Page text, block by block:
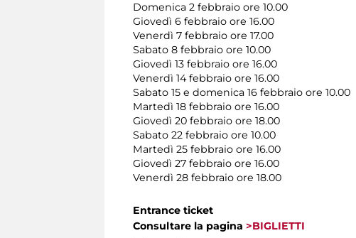
Domenica 2 febbraio ore 10.00
Giovedì 6 febbraio ore 16.00
Venerdì 7 febbraio ore 17.00
Sabato 8 febbraio ore 10.00
Giovedì 13 febbraio ore 16.00
Venerdì 14 febbraio ore 16.00
Sabato 15 e domenica 16 febbraio ore 10.00
Martedì 18 febbraio ore 16.00
Giovedì 20 febbraio ore 18.00
Sabato 22 febbraio ore 10.00
Martedì 25 febbraio ore 16.00
Giovedì 27 febbraio ore 16.00
Venerdì 28 febbraio ore 18.00
Entrance ticket
Consultare la pagina >BIGLIETTI